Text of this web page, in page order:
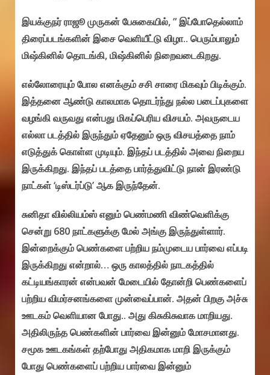
இயக்குநர் ராஜூ முருகன் பேசுகையில், ” இப்போதெல்லாம்
திரைப்படங்களின் இசை வெளியீட்டு விழா.. பெரும்பாலும்
மிஷ்கினில் தொடங்கி, மிஷ்கினில் நிறைவடைகிறது.
எல்லோரையும் போல எனக்கும் சசி சாரை மிகவும் பிடிக்கும்.
இத்தனை ஆண்டு காலமாக தொடர்ந்து நல்ல படைப்புகளை
வழங்கி வருவது என்பது மிகப்பெரிய விசயம். அவருடைய
எல்லா படத்தில் இருந்தும் ஏதேனும் ஒரு விசயத்தை நாம்
எடுத்துக் கொள்ள முடியும். இந்தப் படத்தில் அவை நிறைய
இருக்கிறது. இந்தப் படத்தை பார்த்துவிட்டு நான் இரண்டு
நாட்கள் ‘டிஸ்டர்ப்டு’ ஆக இருந்தேன்.
சுனிதா வில்லியம்ஸ் எனும் பெண்மணி விண்வெளிக்கு
சென்று 680 நாட்களுக்கு மேல் அங்கு இருந்துள்ளார்.
இன்றைக்கும் பெண்களை பற்றிய நம்முடைய பார்வை எப்படி
இருக்கிறது என்றால்… ஒரு காலத்தில் நாடகத்தில்
கட்டியங்காரன் என்பவன் மேடையில் தோன்றி பெண்களைப்
பற்றிய விமர்சனங்களை முன்வைப்பான். அதன் பிறகு அச்சு
ஊடகம் வெளியான போது.. அது கிசுகிசுவாக மாறியது.
அதிலிருந்த பெண்களின் பார்வை இன்னும் மோசமானது.
சமூக ஊடகங்கள் தற்போது அதிகமாக மாறி இருக்கும்
போது பெண்களைப் பற்றிய பார்வை இன்னும்